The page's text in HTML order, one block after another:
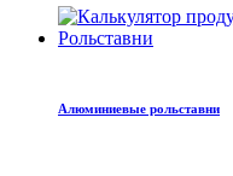
Рольставни
Алюминиевые рольставни